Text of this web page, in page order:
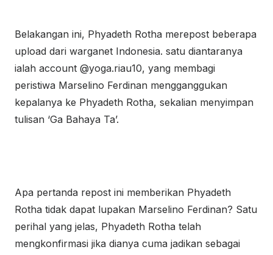
Belakangan ini, Phyadeth Rotha merepost beberapa
upload dari warganet Indonesia. satu diantaranya
ialah account @yoga.riau10, yang membagi
peristiwa Marselino Ferdinan mengganggukan
kepalanya ke Phyadeth Rotha, sekalian menyimpan
tulisan ‘Ga Bahaya Ta’.
Apa pertanda repost ini memberikan Phyadeth
Rotha tidak dapat lupakan Marselino Ferdinan? Satu
perihal yang jelas, Phyadeth Rotha telah
mengkonfirmasi jika dianya cuma jadikan sebagai